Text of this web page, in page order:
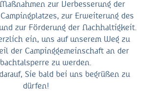
zur Verbesserung der
zur Erweiterung des
zur Förderung der Nachhaltigkeit.
ein, uns auf unserem Weg zu
der Campinggemeinschaft an der
zu werden.
Sie bald bei uns begrüßen zu
dürfen!